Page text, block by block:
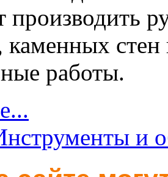
производить
каменных стен
работы.
и